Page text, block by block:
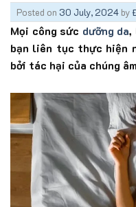
Posted on 30 July, 2024 by
Mọi công sức dưỡng da,
bạn liên tục thực hiện
bởi tác hại của chúng